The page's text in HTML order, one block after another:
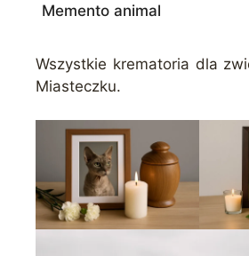
Memento animal
Wszystkie krematoria dla
Miasteczku.